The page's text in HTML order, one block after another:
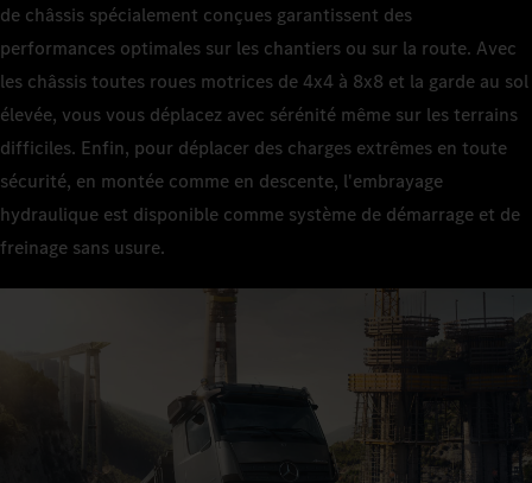
de châssis spécialement conçues garantissent des
performances optimales sur les chantiers ou sur la route. Avec
les châssis toutes roues motrices de 4x4 à 8x8 et la garde au sol
élevée, vous vous déplacez avec sérénité même sur les terrains
difficiles. Enfin, pour déplacer des charges extrêmes en toute
sécurité, en montée comme en descente, l'embrayage
hydraulique est disponible comme système de démarrage et de
freinage sans usure.